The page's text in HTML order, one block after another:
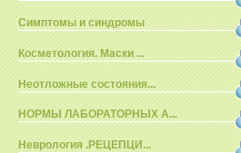
Симптомы и синдромы
Косметология. Маски ...
Неотложные состояния...
НОРМЫ ЛАБОРАТОРНЫХ А...
Неврология .РЕЦЕПЦИ...